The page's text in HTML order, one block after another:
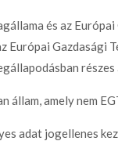
és az
Európai Gazdasági
állam, amely nem
adat jogellenes